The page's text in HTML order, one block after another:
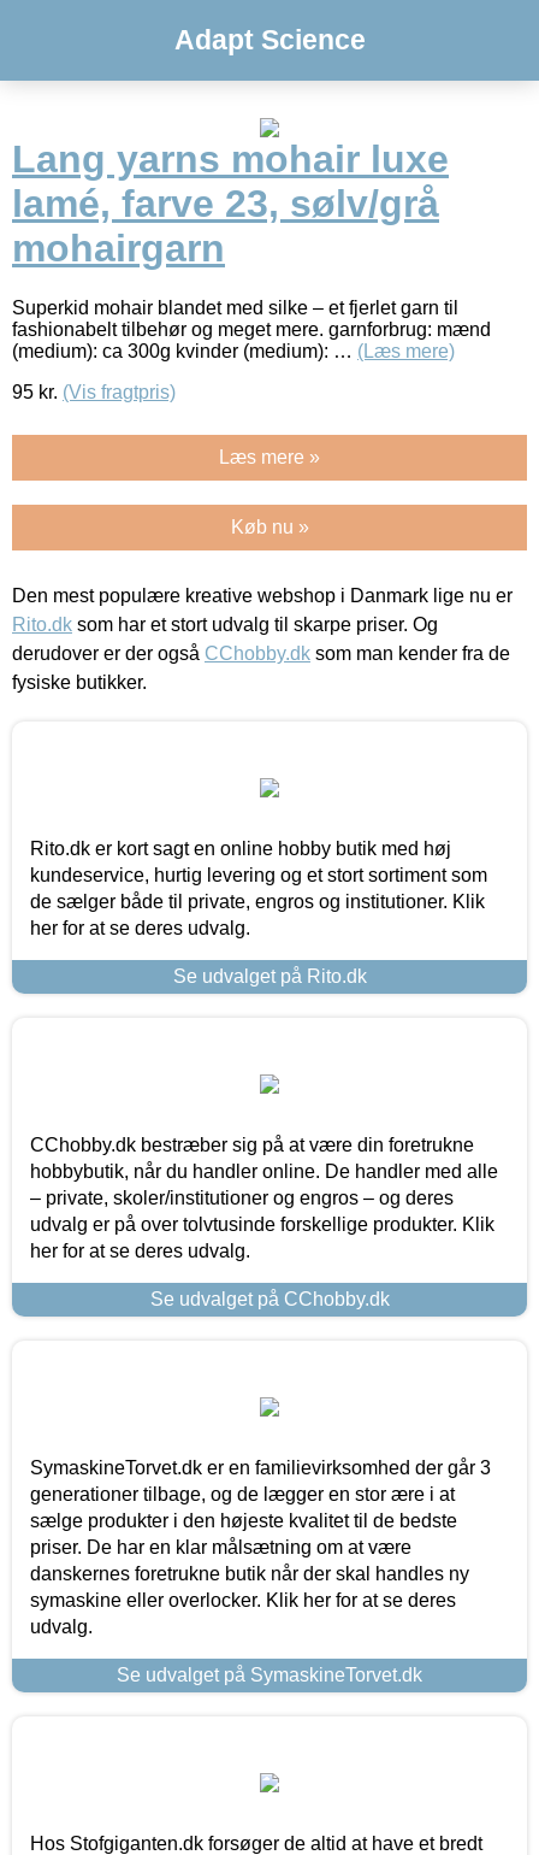
Adapt Science
Lang yarns mohair luxe
lamé, farve 23, sølv/grå
mohairgarn
Superkid mohair blandet med silke – et fjerlet garn til
fashionabelt tilbehør og meget mere. garnforbrug: mænd
(medium): ca 300g kvinder (medium): … (Læs mere)
95 kr. (Vis fragtpris)
Læs mere »
Køb nu »
Den mest populære kreative webshop i Danmark lige nu er
Rito.dk som har et stort udvalg til skarpe priser. Og
derudover er der også CChobby.dk som man kender fra de
fysiske butikker.
Rito.dk er kort sagt en online hobby butik med høj
kundeservice, hurtig levering og et stort sortiment som
de sælger både til private, engros og institutioner. Klik
her for at se deres udvalg.
Se udvalget på Rito.dk
CChobby.dk bestræber sig på at være din foretrukne
hobbybutik, når du handler online. De handler med alle
– private, skoler/institutioner og engros – og deres
udvalg er på over tolvtusinde forskellige produkter. Klik
her for at se deres udvalg.
Se udvalget på CChobby.dk
SymaskineTorvet.dk er en familievirksomhed der går 3
generationer tilbage, og de lægger en stor ære i at
sælge produkter i den højeste kvalitet til de bedste
priser. De har en klar målsætning om at være
danskernes foretrukne butik når der skal handles ny
symaskine eller overlocker. Klik her for at se deres
udvalg.
Se udvalget på SymaskineTorvet.dk
Hos Stofgiganten.dk forsøger de altid at have et bredt